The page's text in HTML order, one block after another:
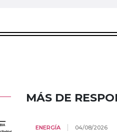
MÁS DE
ENERGÍA 04/08/2026